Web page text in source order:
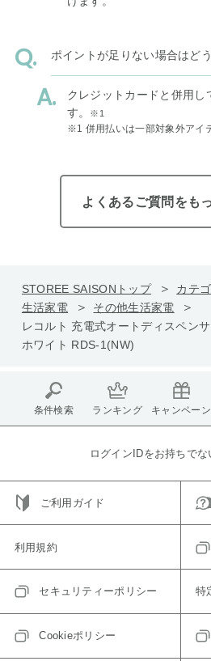
ポイントが足りない場合はど
クレジットカードと併用し
す。
※1
※1 併用払いは一部対象外アイ
よくあるご質問をも
STOREE SAISONトップ カテ
生活家電
その他生活家電
レコルト 充電式オートディスペン
ホワイト RDS-1(NW)
条件検索 ランキング キャンペーン
ログインIDをお持ちでな
ご利用ガイド
利用規約
セキュリティーポリシー 特
Cookieポリシー